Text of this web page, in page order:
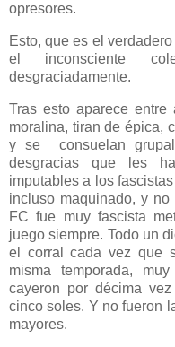
opresores.
Esto, que es el
el inconsciente
desgraciadamente.
Tras esto aparece
moralina, tiran de épica,
y se consuelan
desgracias que les
imputables a los
incluso maquinado, y
FC fue muy fascista
juego siempre. Todo un
el corral cada vez que
misma temporada,
cayeron por décima
cinco soles. Y no fueron
mayores.